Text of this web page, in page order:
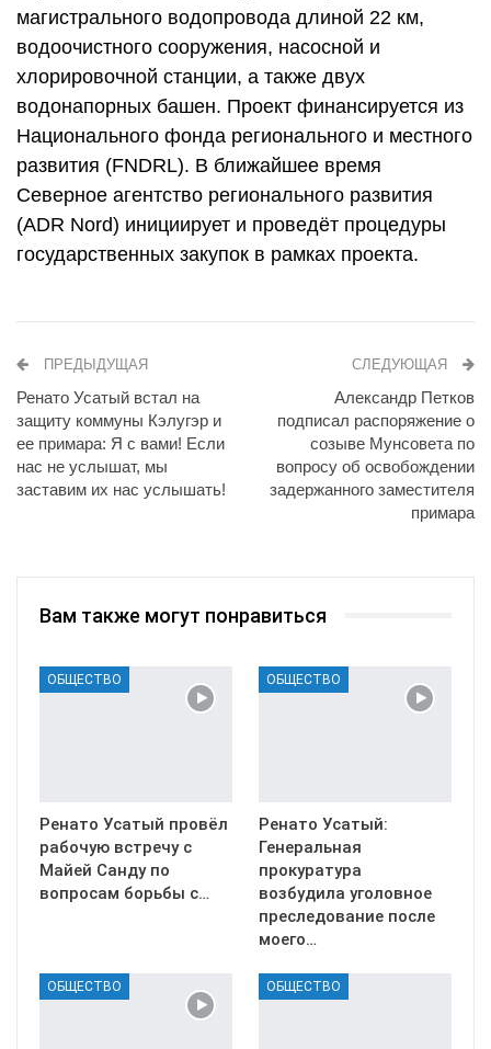
магистрального водопровода длиной 22 км,
водоочистного сооружения, насосной и
хлорировочной станции, а также двух
водонапорных башен. Проект финансируется из
Национального фонда регионального и местного
развития (FNDRL). В ближайшее время
Северное агентство регионального развития
(ADR Nord) инициирует и проведёт процедуры
государственных закупок в рамках проекта.
ПРЕДЫДУЩАЯ
Ренато Усатый встал на
защиту коммуны Кэлугэр и
ее примара: Я с вами! Если
нас не услышат, мы
заставим их нас услышать!
СЛЕДУЮЩАЯ
Александр Петков
подписал распоряжение о
созыве Мунсовета по
вопросу об освобождении
задержанного заместителя
примара
Вам также могут понравиться
ОБЩЕСТВО
Ренато Усатый провёл
рабочую встречу с
Майей Санду по
вопросам борьбы с…
ОБЩЕСТВО
Ренато Усатый:
Генеральная
прокуратура
возбудила уголовное
преследование после
моего…
ОБЩЕСТВО ОБЩЕСТВО